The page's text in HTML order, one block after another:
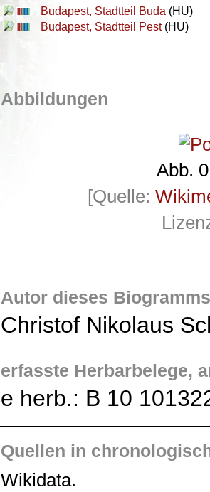
Budapest, Stadtteil Buda (HU)
Budapest, Stadtteil Pest(HU)
Abbildungen
Abb.
[Quelle:
Autor dieses
Christof Nikolaus
erfasste Herbarbelege,
e herb.: B 10
Quellen in
Wikidata.